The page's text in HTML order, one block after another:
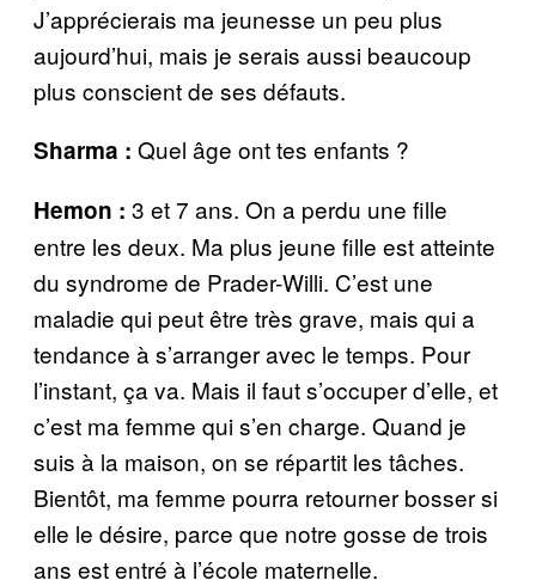
J’apprécierais ma jeunesse un peu plus
aujourd’hui, mais je serais aussi beaucoup
plus conscient de ses défauts.
Sharma : Quel âge ont tes enfants ?
Hemon : 3 et 7 ans. On a perdu une fille
entre les deux. Ma plus jeune fille est atteinte
du syndrome de Prader-Willi. C’est une
maladie qui peut être très grave, mais qui a
tendance à s’arranger avec le temps. Pour
l’instant, ça va. Mais il faut s’occuper d’elle, et
c’est ma femme qui s’en charge. Quand je
suis à la maison, on se répartit les tâches.
Bientôt, ma femme pourra retourner bosser si
elle le désire, parce que notre gosse de trois
ans est entré à l’école maternelle.